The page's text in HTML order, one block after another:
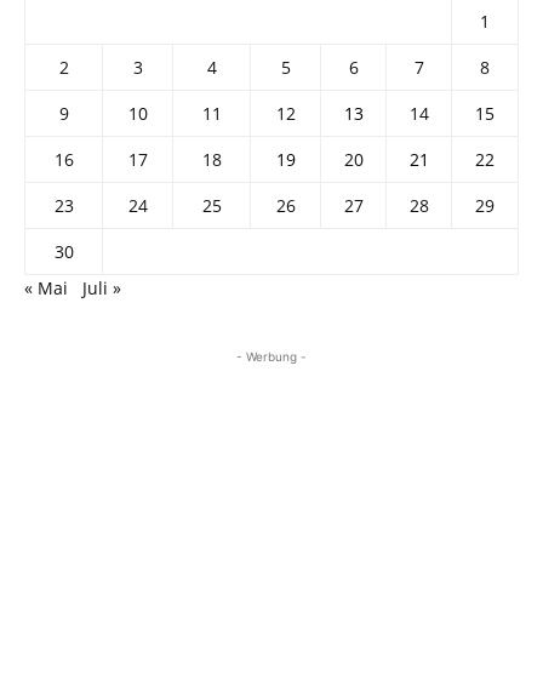
1
2
3 4 5 6 7
8
9
10 11 12 13 14
15
16
17 18 19 20 21
22
23
24 25 26 27 28
29
30
« Mai
Juli »
- Werbung -